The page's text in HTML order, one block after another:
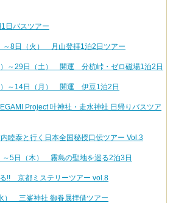
日バスツアー
～8日（火） 月山登拝1泊2日ツアー
～29日（土） 開運 分杭峠・ゼロ磁場1泊2日
）～14日（月） 開運 伊豆1泊2日
Project 叶神社・走水神社 日帰りバスツア
睦泰と行く日本全国秘授口伝ツアー Vol.3
～5日（木） 霧島の聖地を巡る2泊3日
!! 京都ミステリーツアー vol.8
） 三峯神社 御眷属拝借ツアー